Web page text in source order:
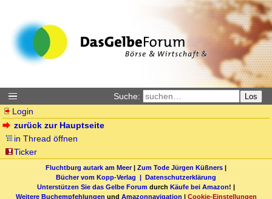
Suche: Los
Login
zurück zur Hauptseite
in Thread öffnen
Ticker
Fluchtburg autark am Meer| Zum Tode Jürgen Küßners |
Bücher vom Kopp-Verlag | Datenschutzerklärung
Unterstützen Sie das Gelbe Forum durch Käufe bei Amazon! |
Weitere Buchempfehlungen und Amazonnavigation | Cookie-Einstellungen